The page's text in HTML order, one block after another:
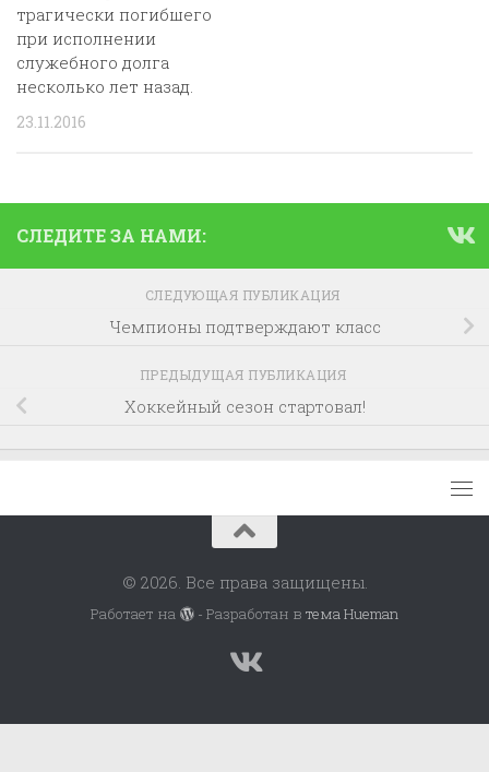
трагически погибшего
при исполнении
служебного долга
несколько лет назад.
23.11.2016
СЛЕДИТЕ ЗА НАМИ:
СЛЕДУЮЩАЯ ПУБЛИКАЦИЯ
Чемпионы подтверждают класс
ПРЕДЫДУЩАЯ ПУБЛИКАЦИЯ
Хоккейный сезон стартовал!
© 2026. Все права защищены.
Работает на - Разработан в тема Hueman